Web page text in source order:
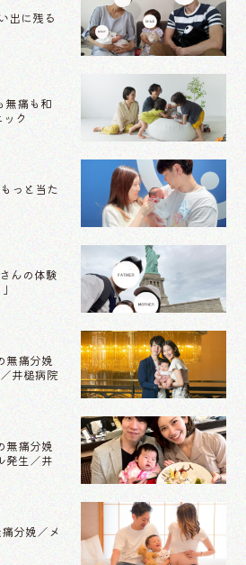
出に残る
無痛も和
ク
っと当た
んの体験
無痛分娩
井槌病院
無痛分娩
発生／井
分娩／メ